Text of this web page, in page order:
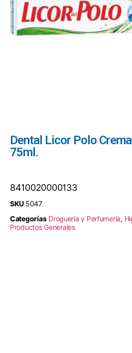
Dental Licor Polo
75ml.
8410020000133
SKU 5047
Categorías Droguería y Perfumería,
Productos Generales